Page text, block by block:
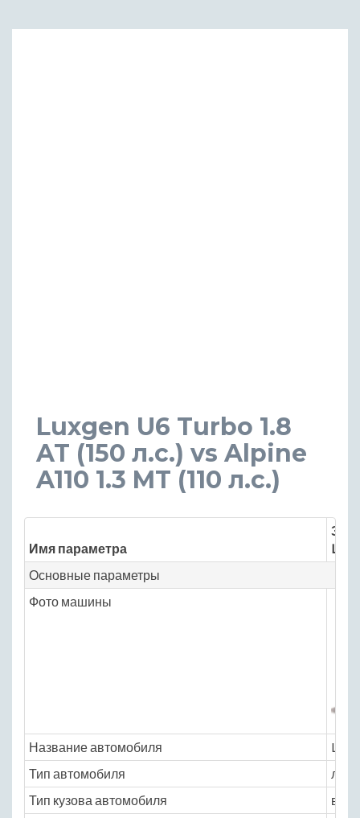
Luxgen U6 Turbo 1.8
AT (150 л.с.) vs Alpine
A110 1.3 MT (110 л.с.)
Имя параметра
Основные параметры
Фото машины
Название автомобиля
Тип автомобиля
Тип кузова автомобиля